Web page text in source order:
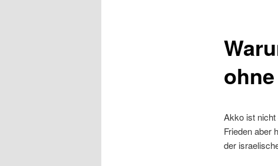
Akko ist nicht
Frieden aber
der